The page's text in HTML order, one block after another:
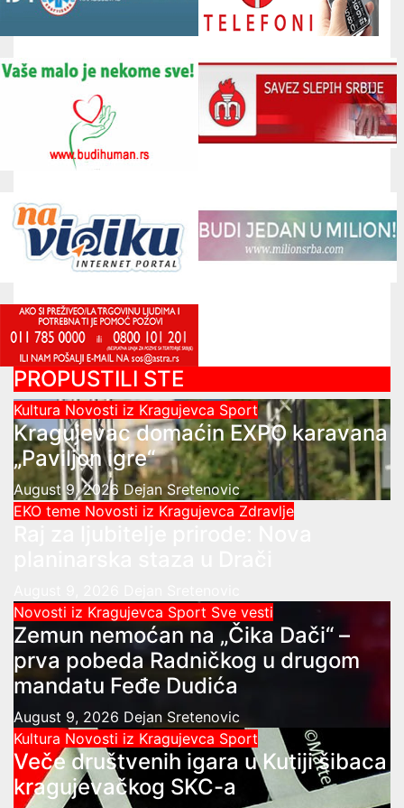
PROPUSTILI STE
Kultura Novosti iz Kragujevca Sport
Kragujevac domaćin EXPO karavana
„Paviljon igre“
August 9, 2026 Dejan Sretenovic
EKO teme Novosti iz Kragujevca Zdravlje
Novosti iz Kragujevca Sport Sve vesti
Zemun nemoćan na „Čika Dači“ –
prva pobeda Radničkog u drugom
mandatu Feđe Dudića
August 9, 2026 Dejan Sretenovic
Kultura Novosti iz Kragujevca Sport
Veče društvenih igara u Kutiji šibaca
kragujevačkog SKC-a